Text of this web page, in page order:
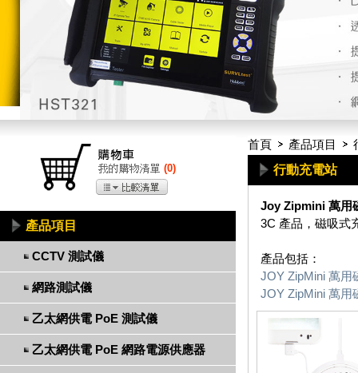
首頁 產品項目
行動充電站
Joy Zipmini 萬用
3C 產品，磁吸式
產品包括：
JOY ZipMini 萬用
JOY ZipMini 萬用
(0)
產品項目
CCTV 測試儀
網路測試儀
乙太網供電 PoE 測試儀
乙太網供電 PoE 網路電源供應器